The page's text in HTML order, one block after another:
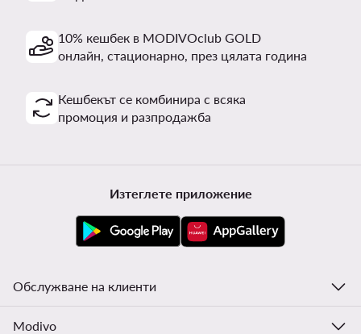
10% кешбек в MODIVOclub GOLD
онлайн, стационарно, през цялата година
Кешбекът се комбинира с всяка
промоция и разпродажба
Изтеглете приложение
Обслужване на клиенти
Modivo